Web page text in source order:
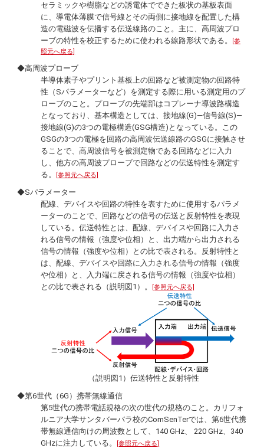
セラミックや樹脂などの誘電体でできた板状の基板表面
に、導電体薄膜で信号線とその両側に接地線を配置した構
造の電磁波を伝播する伝送線路のこと。主に、高周波プロ
ーブの特性を校正するために使われる線路形状である。
[参
照元へ戻る]
◆高周波プローブ
半導体素子やプリント基板上の回路など被測定物の回路特
性（Sパラメーターなど）を測定する際に用いる測定用のプ
ローブのこと。プローブの先端部はコプレーナ導波路構造
となっており、基本構造としては、接地線(G)―信号線(S)―
接地線(G)の3つの電極構造(GSG構造)となっている。この
GSGの3つの電極を回路の高周波伝送線路のGSGに接触させ
ることで、高周波信号を被測定物である回路などに入力
し、他方の高周波プローブで回路などの伝送特性を測定す
る。
[参照元へ戻る]
◆Sパラメーター
配線、デバイスや回路の特性を表すために使用するパラメ
ーターのことで、回路などの信号の伝送と反射特性を表現
している。伝送特性とは、配線、デバイスや回路に入力さ
れる信号の情報（強度や位相）と、出力端から出力される
信号の情報（強度や位相）との比で表される。反射特性と
は、配線、デバイスや回路に入力される信号の情報（強度
や位相）と、入力端に戻される信号の情報（強度や位相）
との比で表される（説明図1）。
[参照元へ戻る]
（説明図1）伝送特性と反射特性
◆第6世代（6G）携帯無線通信
第5世代の携帯電話規格の次の世代の規格のこと。カリフォ
ルニア大学サンタバーバラ校のComSenTerでは、第6世代携
帯無線通信向けの周波数として、140 GHz、 220 GHz、340
GHzに注力している。
[参照元へ戻る]